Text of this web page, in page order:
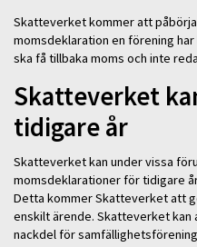
Skatteverket kommer att
momsdeklaration en förening
ska få tillbaka moms och inte
Skatteverket
tidigare år
Skatteverket kan under vissa
momsdeklarationer för tidigare
Detta kommer Skatteverket att
enskilt ärende. Skatteverket
nackdel för